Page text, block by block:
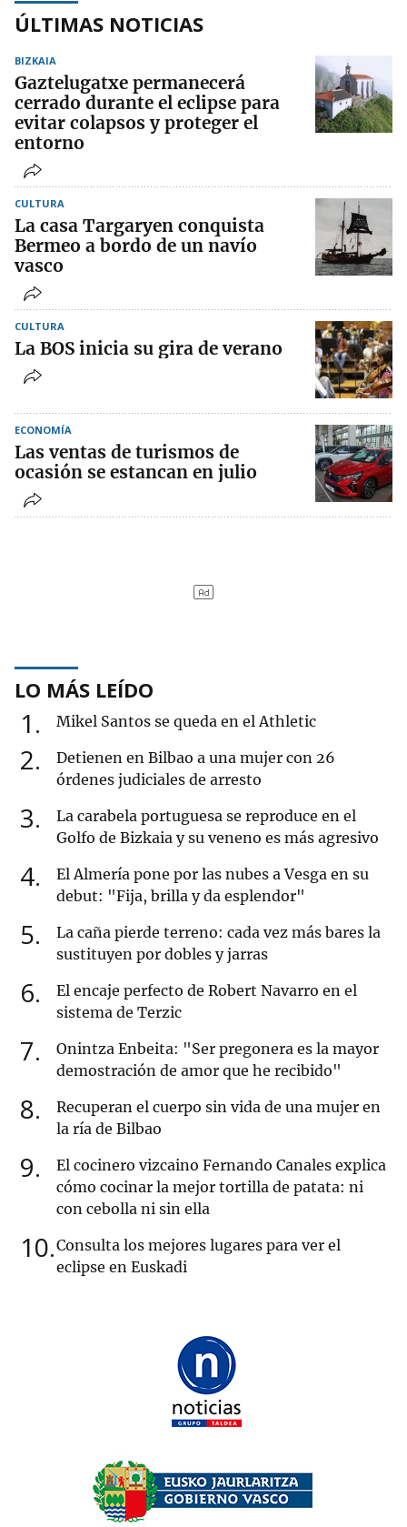
ÚLTIMAS NOTICIAS
BIZKAIA
Gaztelugatxe permanecerá
cerrado durante el eclipse para
evitar colapsos y proteger el
entorno
CULTURA
La casa Targaryen conquista
Bermeo a bordo de un navío
vasco
CULTURA
La BOS inicia su gira de verano
ECONOMÍA
Las ventas de turismos de
ocasión se estancan en julio
LO MÁS LEÍDO
1 Mikel Santos se queda en el Athletic
2
Detienen en Bilbao a una mujer con 26
órdenes judiciales de arresto
3
La carabela portuguesa se reproduce en el
Golfo de Bizkaia y su veneno es más agresivo
4
El Almería pone por las nubes a Vesga en su
debut: "Fija, brilla y da esplendor"
5
La caña pierde terreno: cada vez más bares la
sustituyen por dobles y jarras
6
El encaje perfecto de Robert Navarro en el
sistema de Terzic
7
Onintza Enbeita: "Ser pregonera es la mayor
demostración de amor que he recibido"
8
Recuperan el cuerpo sin vida de una mujer en
la ría de Bilbao
9
El cocinero vizcaino Fernando Canales explica
cómo cocinar la mejor tortilla de patata: ni
con cebolla ni sin ella
10 Consulta los mejores lugares para ver el
eclipse en Euskadi